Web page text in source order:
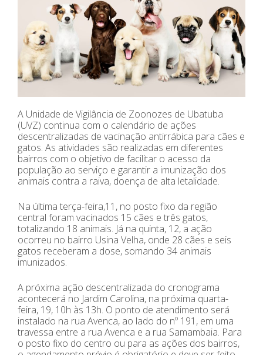
A Unidade de Vigilância de Zoonozes de Ubatuba
(UVZ) continua com o calendário de ações
descentralizadas de vacinação antirrábica para cães e
gatos. As atividades são realizadas em diferentes
bairros com o objetivo de facilitar o acesso da
população ao serviço e garantir a imunização dos
animais contra a raiva, doença de alta letalidade.
Na última terça-feira,11, no posto fixo da região
central foram vacinados 15 cães e três gatos,
totalizando 18 animais. Já na quinta, 12, a ação
ocorreu no bairro Usina Velha, onde 28 cães e seis
gatos receberam a dose, somando 34 animais
imunizados.
A próxima ação descentralizada do cronograma
acontecerá no Jardim Carolina, na próxima quarta-
feira, 19, 10h às 13h. O ponto de atendimento será
instalado na rua Avenca, ao lado do nº 191, em uma
travessa entre a rua Avenca e a rua Samambaia. Para
o posto fixo do centro ou para as ações dos bairros,